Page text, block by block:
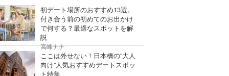
初デート場所のおすすめ13選。
付き合う前の初めてのお出かけ
で何する？最適なスポットを解
説
高峰ナナ
ここは外せない！日本橋の“大人
向け”人気おすすめデートスポッ
ト特集